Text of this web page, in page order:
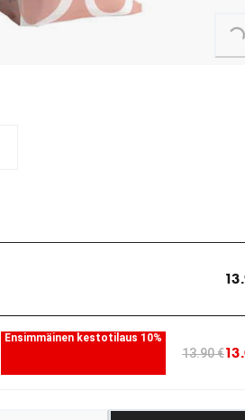
Loading...
Ensimmäinen kestotilaus 10%
13.90 €